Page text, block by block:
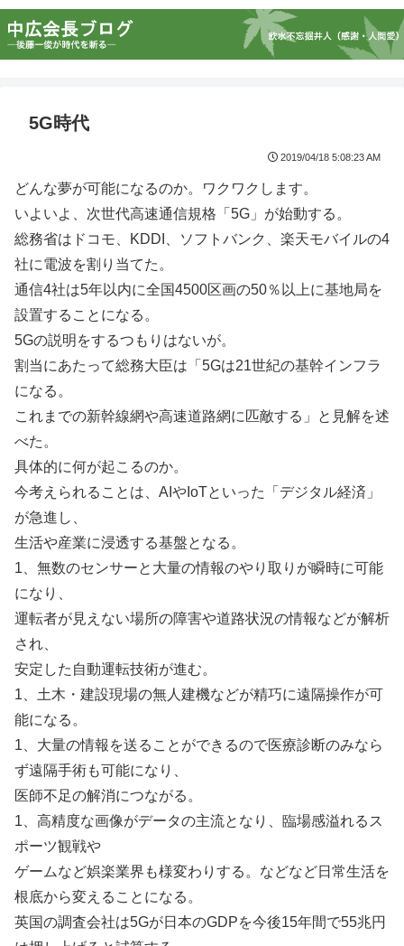
5G時代
2019/04/18 5:08:23 AM
どんな夢が可能になるのか。ワクワクします。
いよいよ、次世代高速通信規格「5G」が始動する。
総務省はドコモ、KDDI、ソフトバンク、楽天モバイルの4
社に電波を割り当てた。
通信4社は5年以内に全国4500区画の50％以上に基地局を
設置することになる。
5Gの説明をするつもりはないが。
割当にあたって総務大臣は「5Gは21世紀の基幹インフラ
になる。
これまでの新幹線網や高速道路網に匹敵する」と見解を述
べた。
具体的に何が起こるのか。
今考えられることは、AIやIoTといった「デジタル経済」
が急進し、
生活や産業に浸透する基盤となる。
1、無数のセンサーと大量の情報のやり取りが瞬時に可能
になり、
運転者が見えない場所の障害や道路状況の情報などが解析
され、
安定した自動運転技術が進む。
1、土木・建設現場の無人建機などが精巧に遠隔操作が可
能になる。
1、大量の情報を送ることができるので医療診断のみなら
ず遠隔手術も可能になり、
医師不足の解消につながる。
1、高精度な画像がデータの主流となり、臨場感溢れるス
ポーツ観戦や
ゲームなど娯楽業界も様変わりする。などなど日常生活を
根底から変えることになる。
英国の調査会社は5Gが日本のGDPを今後15年間で55兆円